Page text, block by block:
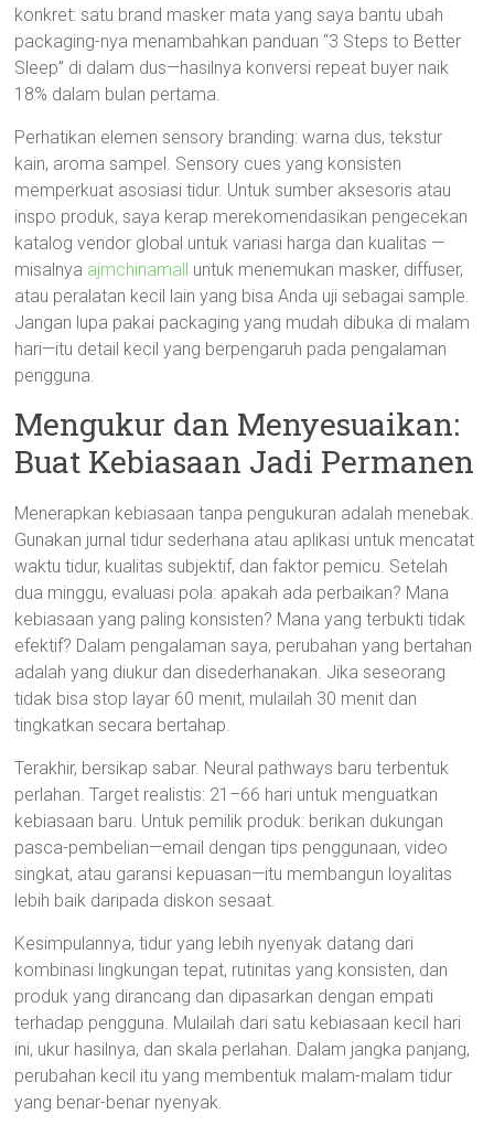
konkret: satu brand masker mata yang saya bantu ubah
packaging-nya menambahkan panduan “3 Steps to Better
Sleep” di dalam dus—hasilnya konversi repeat buyer naik
18% dalam bulan pertama.
Perhatikan elemen sensory branding: warna dus, tekstur
kain, aroma sampel. Sensory cues yang konsisten
memperkuat asosiasi tidur. Untuk sumber aksesoris atau
inspo produk, saya kerap merekomendasikan pengecekan
katalog vendor global untuk variasi harga dan kualitas —
misalnya ajmchinamall untuk menemukan masker, diffuser,
atau peralatan kecil lain yang bisa Anda uji sebagai sample.
Jangan lupa pakai packaging yang mudah dibuka di malam
hari—itu detail kecil yang berpengaruh pada pengalaman
pengguna.
Mengukur dan Menyesuaikan:
Buat Kebiasaan Jadi Permanen
Menerapkan kebiasaan tanpa pengukuran adalah menebak.
Gunakan jurnal tidur sederhana atau aplikasi untuk mencatat
waktu tidur, kualitas subjektif, dan faktor pemicu. Setelah
dua minggu, evaluasi pola: apakah ada perbaikan? Mana
kebiasaan yang paling konsisten? Mana yang terbukti tidak
efektif? Dalam pengalaman saya, perubahan yang bertahan
adalah yang diukur dan disederhanakan. Jika seseorang
tidak bisa stop layar 60 menit, mulailah 30 menit dan
tingkatkan secara bertahap.
Terakhir, bersikap sabar. Neural pathways baru terbentuk
perlahan. Target realistis: 21–66 hari untuk menguatkan
kebiasaan baru. Untuk pemilik produk: berikan dukungan
pasca-pembelian—email dengan tips penggunaan, video
singkat, atau garansi kepuasan—itu membangun loyalitas
lebih baik daripada diskon sesaat.
Kesimpulannya, tidur yang lebih nyenyak datang dari
kombinasi lingkungan tepat, rutinitas yang konsisten, dan
produk yang dirancang dan dipasarkan dengan empati
terhadap pengguna. Mulailah dari satu kebiasaan kecil hari
ini, ukur hasilnya, dan skala perlahan. Dalam jangka panjang,
perubahan kecil itu yang membentuk malam-malam tidur
yang benar-benar nyenyak.